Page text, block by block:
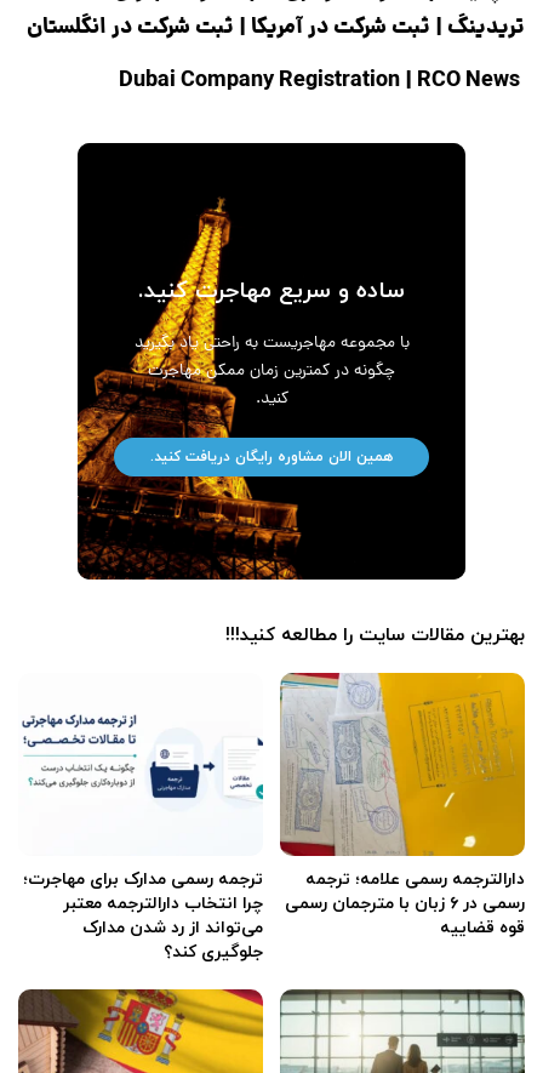
تریدینگ | ثبت شرکت در آمریکا | ثبت شرکت در انگلستان
| RCO News
ساده و سریع مهاجرت کنید.
با مجموعه مهاجریست به راحتی یاد بگیرید
چگونه در کمترین زمان ممکن مهاجرت
کنید.
همین الان مشاوره رایگان دریافت کنید.
بهترین مقالات سایت را مطالعه کنید!!!
دارالترجمه رسمی علامه؛ ترجمه
رسمی در ۶ زبان با مترجمان رسمی
قوه قضاییه
ترجمه رسمی مدارک برای مهاجرت؛
چرا انتخاب دارالترجمه معتبر
می‌تواند از رد شدن مدارک
جلوگیری کند؟